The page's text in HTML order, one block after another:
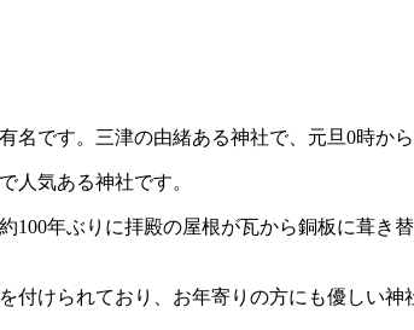
です。三津の由緒ある神社で、元旦0時か
人気ある神社です。
年ぶりに拝殿の屋根が瓦から銅板に葺き
けられており、お年寄りの方にも優しい神